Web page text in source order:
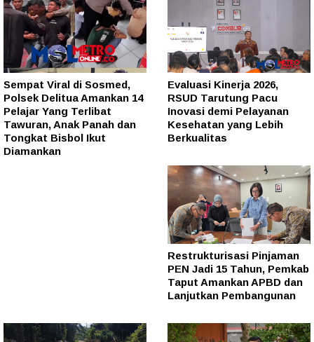
Sempat Viral di Sosmed,
Polsek Delitua Amankan 14
Pelajar Yang Terlibat
Tawuran, Anak Panah dan
Tongkat Bisbol Ikut
Diamankan
Evaluasi Kinerja 2026,
RSUD Tarutung Pacu
Inovasi demi Pelayanan
Kesehatan yang Lebih
Berkualitas
Restrukturisasi Pinjaman
PEN Jadi 15 Tahun, Pemkab
Taput Amankan APBD dan
Lanjutkan Pembangunan